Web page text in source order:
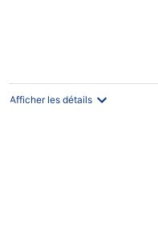
Afficher les détails